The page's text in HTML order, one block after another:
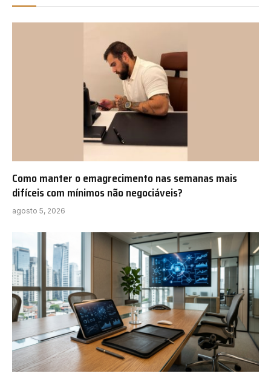
Como manter o emagrecimento nas semanas mais
difíceis com mínimos não negociáveis?
agosto 5, 2026